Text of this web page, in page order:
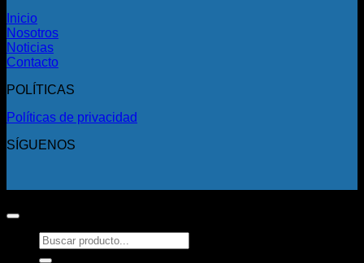
Inicio
Nosotros
Noticias
Contacto
POLÍTICAS
Políticas de privacidad
SÍGUENOS
Buscar
por: